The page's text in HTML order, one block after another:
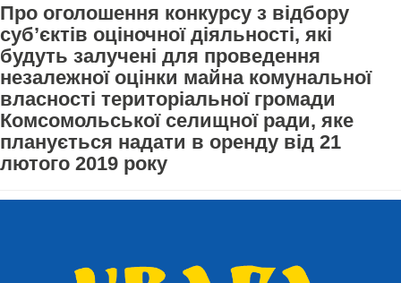
Про оголошення конкурсу з відбору
суб’єктів оціночної діяльності, які
будуть залучені для проведення
незалежної оцінки майна комунальної
власності територіальної громади
Комсомольської селищної ради, яке
планується надати в оренду від 21
лютого 2019 року